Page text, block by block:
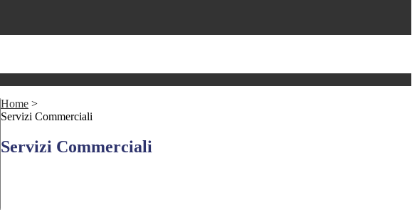
Home >
Servizi Commerciali
Servizi Commerciali